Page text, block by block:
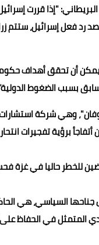
"إذا قررت
رد فعل إسرائيل، ستتم
يمكن أن تحقق أهداف
بسبب الضغوط
وهي شركة
برؤية تفجيرات
للخطر حاليا في غزة
المتمثل في الحفاظ